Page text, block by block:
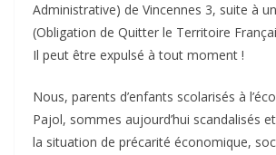
Administrative) de Vincennes 3, suite à
(Obligation de Quitter le Territoire
Il peut être expulsé à tout moment !
Nous, parents d’enfants scolarisés à
Pajol, sommes aujourd’hui scandalisés
la situation de précarité économique,